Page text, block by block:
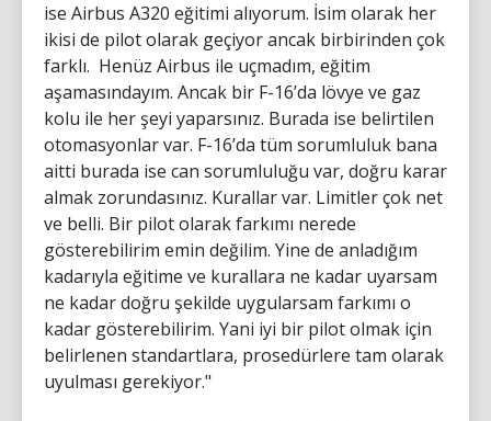
ise Airbus A320 eğitimi alıyorum. İsim olarak her
ikisi de pilot olarak geçiyor ancak birbirinden çok
farklı. Henüz Airbus ile uçmadım, eğitim
aşamasındayım. Ancak bir F-16’da lövye ve gaz
kolu ile her şeyi yaparsınız. Burada ise belirtilen
otomasyonlar var. F-16’da tüm sorumluluk bana
aitti burada ise can sorumluluğu var, doğru karar
almak zorundasınız. Kurallar var. Limitler çok net
ve belli. Bir pilot olarak farkımı nerede
gösterebilirim emin değilim. Yine de anladığım
kadarıyla eğitime ve kurallara ne kadar uyarsam
ne kadar doğru şekilde uygularsam farkımı o
kadar gösterebilirim. Yani iyi bir pilot olmak için
belirlenen standartlara, prosedürlere tam olarak
uyulması gerekiyor."